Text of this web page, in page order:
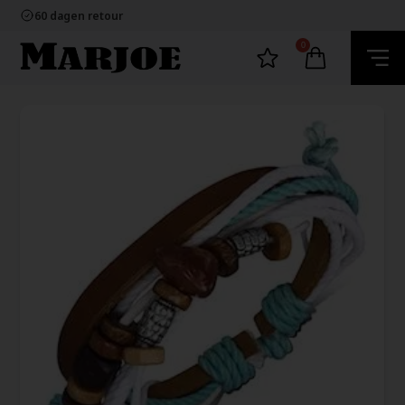
60 dagen retour
Ecommerce Europe
100% nikkelvrij sieraden
60 dagen retour
0